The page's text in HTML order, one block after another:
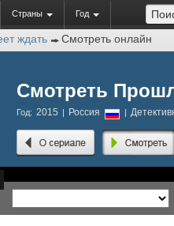
ждать Смотреть онлайн
Страны Год
Смотреть
Год: 2015 | Россия |